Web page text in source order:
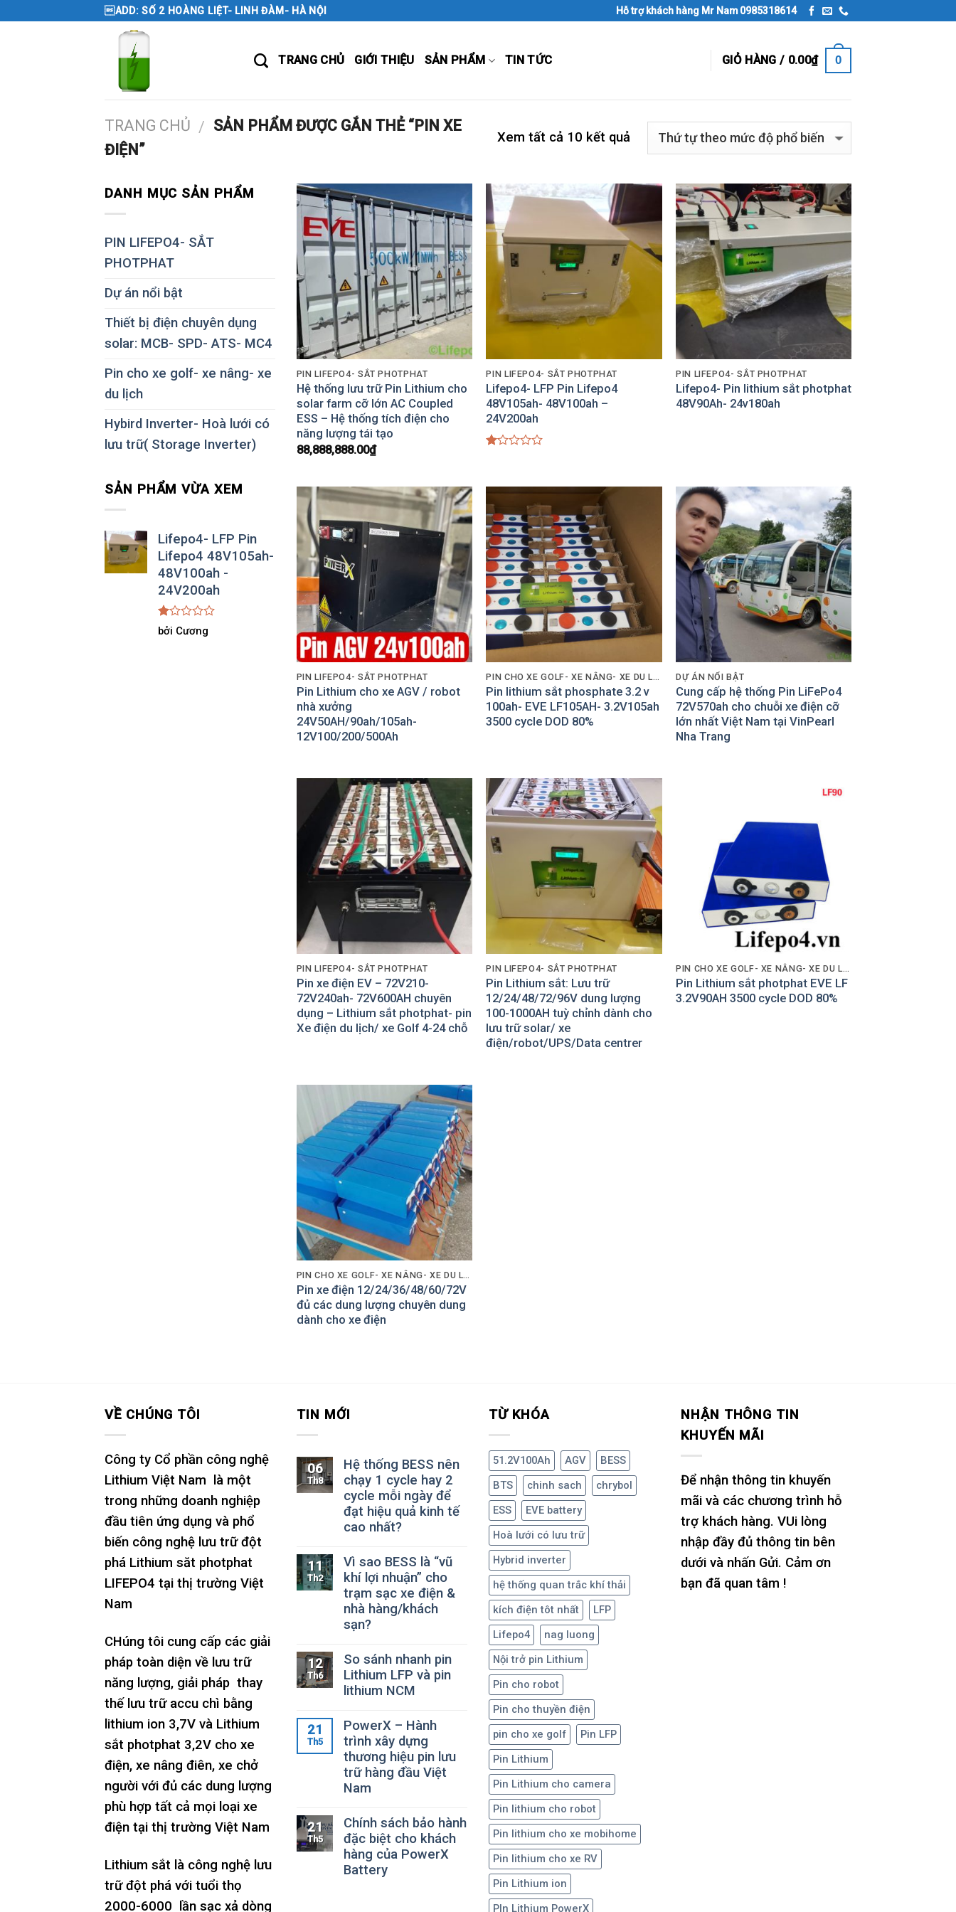
ADD: SỐ 2 HOÀNG LIỆT- LINH ĐÀM- HÀ NỘI Hỗ trợ khách hàng Mr Nam 0985318614
TRANG CHỦ GIỚI THIỆU SẢN PHẨM TIN TỨC GIỎ HÀNG / 0.00₫ 0
TRANG CHỦ / SẢN PHẨM ĐƯỢC GẮN THẺ “PIN XE
ĐIỆN”
Xem tất cả 10 kết quả
DANH MỤC SẢN PHẨM
PIN LIFEPO4- SẮT
PHOTPHAT
Dự án nổi bật
Thiết bị điện chuyên dụng
solar: MCB- SPD- ATS- MC4
Pin cho xe golf- xe nâng- xe
du lịch
Hybird Inverter- Hoà lưới có
lưu trữ( Storage Inverter)
SẢN PHẨM VỪA XEM
Lifepo4- LFP Pin
Lifepo4 48V105ah-
48V100ah -
24V200ah
Được
xếp
bởi Cương
Add to
Wishlist
PIN LIFEPO4- SẮT PHOTPHAT
Hệ thống lưu trữ Pin Lithium cho
solar farm cỡ lớn AC Coupled
ESS – Hệ thống tích điện cho
năng lượng tái tạo
88,888,888.00₫
Add to
Wishlist
PIN LIFEPO4- SẮT PHOTPHAT
Lifepo4- LFP Pin Lifepo4
48V105ah- 48V100ah –
24V200ah
5
sao
Wishlist
PIN LIFEPO4- SẮT PHOTPHAT
Lifepo4- Pin lithium sắt photphat
48V90Ah- 24v180ah
Add to
Wishlist
PIN LIFEPO4- SẮT PHOTPHAT
Pin Lithium cho xe AGV / robot
nhà xưởng
24V50AH/90ah/105ah-
12V100/200/500Ah
Pin lithium sắt phosphate 3.2 v
100ah- EVE LF105AH- 3.2V105ah
3500 cycle DOD 80%
Add to
Wishlist
DỰ ÁN NỔI BẬT
Cung cấp hệ thống Pin LiFePo4
72V570ah cho chuỗi xe điện cỡ
lớn nhất Việt Nam tại VinPearl
Nha Trang
Add to
Wishlist
PIN LIFEPO4- SẮT PHOTPHAT
Pin xe điện EV – 72V210-
72V240ah- 72V600AH chuyên
dụng – Lithium sắt photphat- pin
Xe điện du lịch/ xe Golf 4-24 chỗ
Add to
Wishlist
PIN LIFEPO4- SẮT PHOTPHAT
Pin Lithium sắt: Lưu trữ
12/24/48/72/96V dung lượng
100-1000AH tuỳ chỉnh dành cho
lưu trữ solar/ xe
điện/robot/UPS/Data centrer
Add to
Wishlist
Pin Lithium sắt photphat EVE LF
3.2V90AH 3500 cycle DOD 80%
Add to
Wishlist
Pin xe điện 12/24/36/48/60/72V
đủ các dung lượng chuyên dung
dành cho xe điện
VỀ CHÚNG TÔI
Công ty Cổ phần công nghệ
Lithium Việt Nam là một
trong những doanh nghiệp
đầu tiên ứng dụng và phổ
biến công nghệ lưu trữ đột
phá Lithium săt photphat
LIFEPO4 tại thị trường Việt
Nam
CHúng tôi cung cấp các giải
pháp toàn diện về lưu trữ
năng lượng, giải pháp thay
thế lưu trữ accu chì bằng
lithium ion 3,7V và Lithium
sắt photphat 3,2V cho xe
điện, xe nâng điên, xe chở
người với đủ các dung lượng
phù hợp tất cả mọi loại xe
điện tại thị trường Việt Nam
Lithium sắt là công nghệ lưu
trữ đột phá với tuổi thọ
2000-6000 lần sạc xả dòng
TIN MỚI
06
Th8
Hệ thống BESS nên
chạy 1 cycle hay 2
cycle mỗi ngày để
đạt hiệu quả kinh tế
cao nhất?
11
Th2
Vì sao BESS là “vũ
khí lợi nhuận” cho
trạm sạc xe điện &
nhà hàng/khách
sạn?
12
Th6
So sánh nhanh pin
Lithium LFP và pin
lithium NCM
21
Th5
PowerX – Hành
trình xây dựng
thương hiệu pin lưu
trữ hàng đầu Việt
Nam
21
Th5
Chính sách bảo hành
đặc biệt cho khách
hàng của PowerX
Battery
TỪ KHÓA
51.2V100Ah AGV
BESS
BTS
chinh sach
chrybol
ESS
EVE battery
Hoà lưới có lưu trữ
Hybrid inverter
hệ thống quan trắc khí thải
kích điện tôt nhất
LFP
Lifepo4
nag luong
Nội trở pin Lithium
Pin cho robot
Pin cho thuyền điện
pin cho xe golf
Pin LFP
Pin Lithium
Pin Lithium cho camera
Pin lithium cho robot
Pin lithium cho xe mobihome
Pin lithium cho xe RV
Pin Lithium ion
PIn Lithium PowerX
NHẬN THÔNG TIN
KHUYẾN MÃI
Để nhận thông tin khuyến
mãi và các chương trình hỗ
trợ khách hàng. VUi lòng
nhập đầy đủ thông tin bên
dưới và nhấn Gửi. Cảm ơn
bạn đã quan tâm !